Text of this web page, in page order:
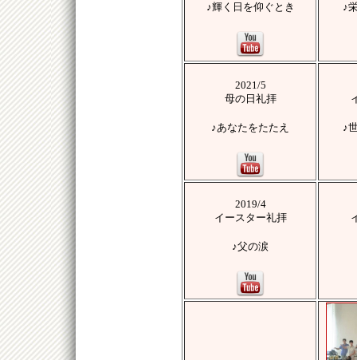
♪輝く日を仰ぐとき ♪
2021/5
母の日礼拝
♪あなたをたたえ ♪
2019/4
イースター礼拝
♪父の涙